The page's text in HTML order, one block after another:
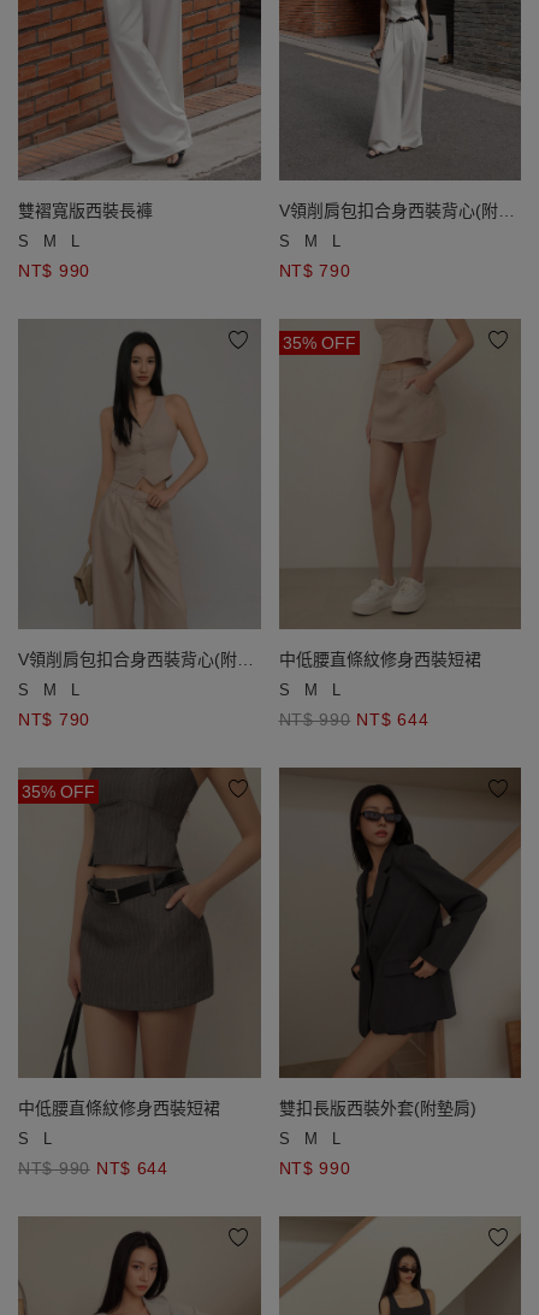
雙褶寬版西裝長褲
S M L
NT$ 990
V領削肩包扣合身西裝背心(附胸
墊)
S M L
NT$ 790
V領削肩包扣合身西裝背心(附胸
墊)
S M L
NT$ 790
35% OFF
中低腰直條紋修身西裝短裙
S M L
NT$ 990 NT$ 644
35% OFF
中低腰直條紋修身西裝短裙
S L
NT$ 990 NT$ 644
雙扣長版西裝外套(附墊肩)
S M L
NT$ 990